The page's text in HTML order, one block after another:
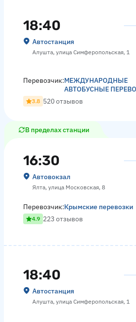
18:40
Автостанция
Алушта, улица Симферопольская, 1
Перевозчик:МЕЖДУНАРОДНЫЕ
АВТОБУСНЫЕ
3.8 520 отзывов
В пределах станции
16:30
Автовокзал
Ялта, улица Московская, 8
Перевозчик:Крымские перевозки
4.9 223 отзывов
18:40
Автостанция
Алушта, улица Симферопольская, 1